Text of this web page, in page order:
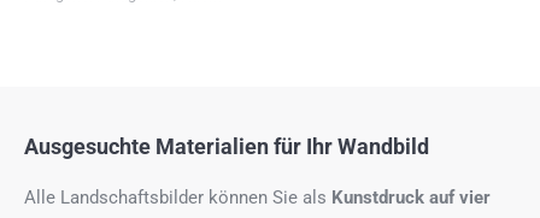
Ausgesuchte Materialien für Ihr Wandbild
Alle Landschaftsbilder können Sie als Kunstdruck auf vier